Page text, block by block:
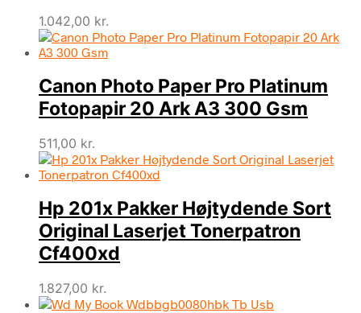
1.042,00 kr.
Canon Photo Paper Pro Platinum
Fotopapir 20 Ark A3 300 Gsm
511,00 kr.
Hp 201x Pakker Højtydende Sort
Original Laserjet Tonerpatron
Cf400xd
1.827,00 kr.